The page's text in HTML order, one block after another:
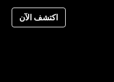
اكتشف الآن